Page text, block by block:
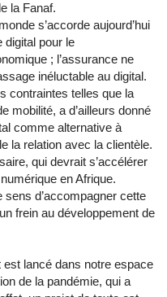
la Fanaf.
s’accorde aujourd’hui
digital pour le
; l’assurance ne
inéluctable au digital.
contraintes telles que la
mobilité, a d’ailleurs donné
comme alternative à
la relation avec la clientèle.
qui devrait s’accélérer
en Afrique.
d’accompagner cette
frein au développement de
est lancé dans notre espace
de la pandémie, qui a